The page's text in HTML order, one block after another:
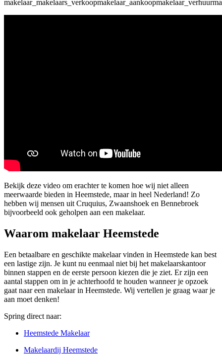
Bekijk deze video om erachter te komen hoe wij niet alleen
meerwaarde bieden in Heemstede, maar in heel Nederland! Zo
hebben wij mensen uit Cruquius, Zwaanshoek en Bennebroek
bijvoorbeeld ook geholpen aan een makelaar.
Waarom makelaar Heemstede
Een betaalbare en geschikte makelaar vinden in Heemstede kan best
een lastige zijn. Je kunt nu eenmaal niet bij het makelaarskantoor
binnen stappen en de eerste persoon kiezen die je ziet. Er zijn een
aantal stappen om in je achterhoofd te houden wanneer je opzoek
gaat naar een makelaar in Heemstede. Wij vertellen je graag waar je
aan moet denken!
Spring direct naar:
Heemstede Makelaar
Makelaardij Heemstede